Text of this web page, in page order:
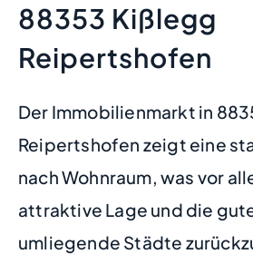
88353 Kißlegg
Reipertshofen
Der Immobilienmarkt in
Reipertshofen zeigt eine
nach Wohnraum, was vor
attraktive Lage und die
umliegende Städte